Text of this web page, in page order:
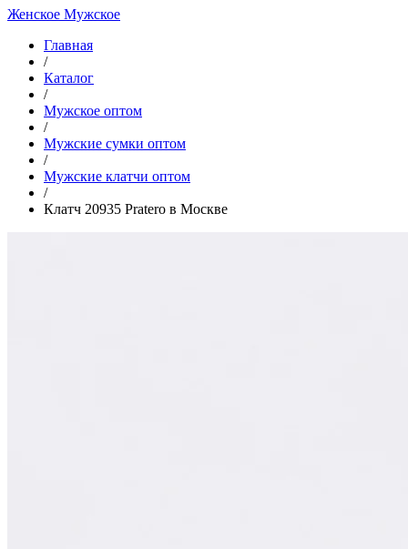
Женское Мужское
Главная
/
Каталог
/
Мужское оптом
/
Мужские сумки оптом
/
Мужские клатчи оптом
/
Клатч 20935 Pratero в Москве